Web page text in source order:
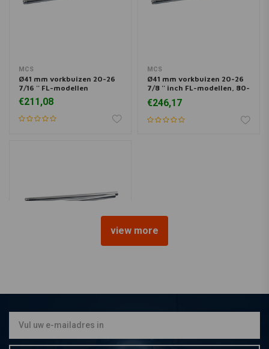
MCS
Ø41 mm vorkbuizen 20-26
7/16 '' FL-modellen
€211,08
MCS
Ø41 mm vorkbuizen 20-26
7/8 '' inch FL-modellen, 80-
€246,17
1/4 '' 84-99 FXWG, FXST,
view more